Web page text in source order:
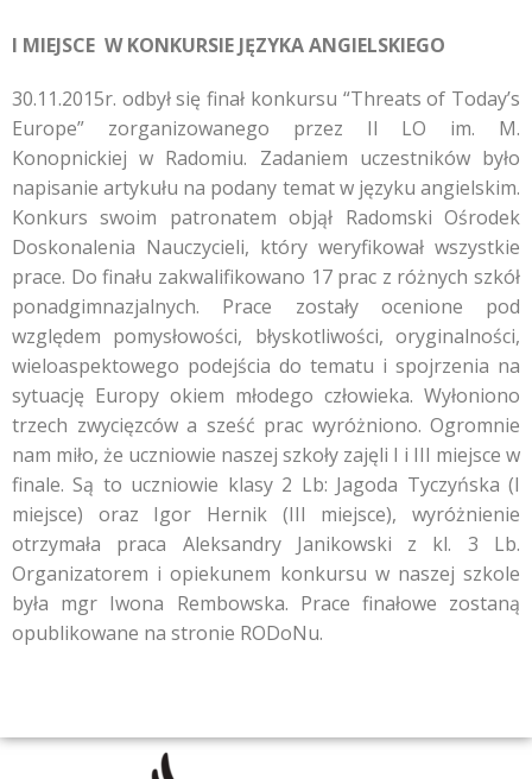
I MIEJSCE W KONKURSIE JĘZYKA ANGIELSKIEGO
30.11.2015r. odbył się finał konkursu “Threats of Today’s
Europe” zorganizowanego przez II LO im. M.
Konopnickiej w Radomiu. Zadaniem uczestników było
napisanie artykułu na podany temat w języku angielskim.
Konkurs swoim patronatem objął Radomski Ośrodek
Doskonalenia Nauczycieli, który weryfikował wszystkie
prace. Do finału zakwalifikowano 17 prac z różnych szkół
ponadgimnazjalnych. Prace zostały ocenione pod
względem pomysłowości, błyskotliwości, oryginalności,
wieloaspektowego podejścia do tematu i spojrzenia na
sytuację Europy okiem młodego człowieka. Wyłoniono
trzech zwycięzców a sześć prac wyróżniono. Ogromnie
nam miło, że uczniowie naszej szkoły zajęli I i III miejsce w
finale. Są to uczniowie klasy 2 Lb: Jagoda Tyczyńska (I
miejsce) oraz Igor Hernik (III miejsce), wyróżnienie
otrzymała praca Aleksandry Janikowski z kl. 3 Lb.
Organizatorem i opiekunem konkursu w naszej szkole
była mgr Iwona Rembowska. Prace finałowe zostaną
opublikowane na stronie RODoNu.